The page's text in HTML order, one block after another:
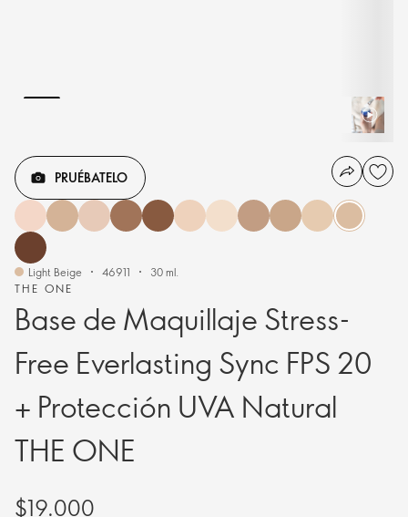
THE ONE
Base de Maquillaje Stress-
Free Everlasting Sync FPS 20
+ Protección UVA Natural
THE ONE
PRUÉBATELO
Light Beige 46911 30 ml.
$19.000